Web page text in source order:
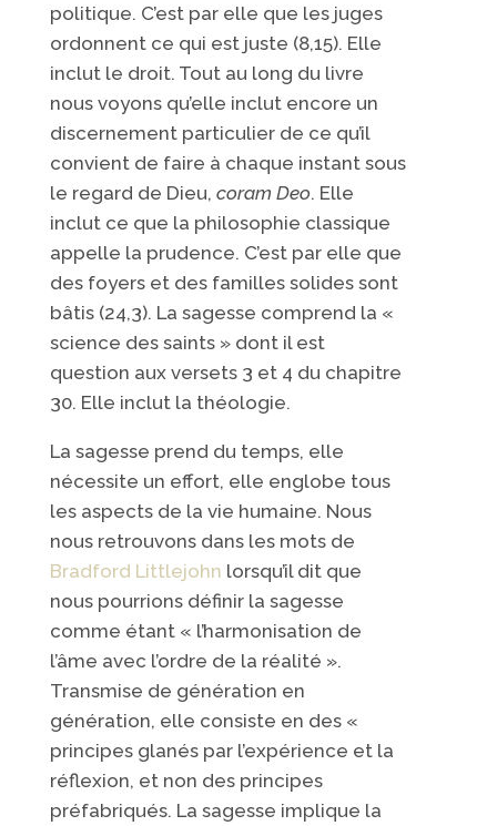
politique. C’est par elle que les juges
ordonnent ce qui est juste (8,15). Elle
inclut le droit. Tout au long du livre
nous voyons qu’elle inclut encore un
discernement particulier de ce qu’il
convient de faire à chaque instant sous
le regard de Dieu, coram Deo. Elle
inclut ce que la philosophie classique
appelle la prudence. C’est par elle que
des foyers et des familles solides sont
bâtis (24,3). La sagesse comprend la «
science des saints » dont il est
question aux versets 3 et 4 du chapitre
30. Elle inclut la théologie.
La sagesse prend du temps, elle
nécessite un effort, elle englobe tous
les aspects de la vie humaine. Nous
nous retrouvons dans les mots de
Bradford Littlejohn lorsqu’il dit que
nous pourrions définir la sagesse
comme étant « l’harmonisation de
l’âme avec l’ordre de la réalité ».
Transmise de génération en
génération, elle consiste en des «
principes glanés par l’expérience et la
réflexion, et non des principes
préfabriqués. La sagesse implique la